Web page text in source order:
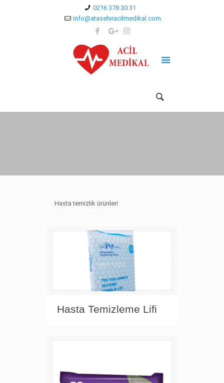
0216 378 30 31
info@atasehiracilmedikal.com
Hasta temizlik ürünleri
Hasta Temizleme Lifi